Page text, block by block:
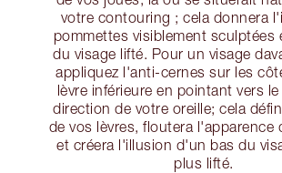
votre contouring ; cela donnera
pommettes visiblement sculptées
du visage lifté. Pour un visage
appliquez l'anti-cernes sur les
lèvre inférieure en pointant vers
direction de votre oreille; cela
de vos lèvres, floutera l'apparence
et créera l'illusion d'un bas du
plus lifté.